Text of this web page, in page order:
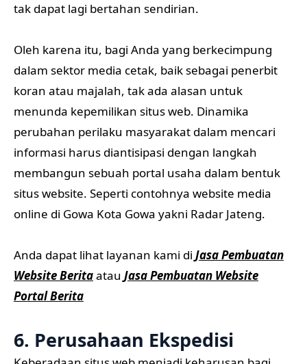
tak dapat lagi bertahan sendirian.
Oleh karena itu, bagi Anda yang berkecimpung
dalam sektor media cetak, baik sebagai penerbit
koran atau majalah, tak ada alasan untuk
menunda kepemilikan situs web. Dinamika
perubahan perilaku masyarakat dalam mencari
informasi harus diantisipasi dengan langkah
membangun sebuah portal usaha dalam bentuk
situs website. Seperti contohnya website media
online di Gowa Kota Gowa yakni Radar Jateng.
Anda dapat lihat layanan kami di Jasa Pembuatan
Website Beritaatau Jasa Pembuatan Website
Portal Berita
6. Perusahaan Ekspedisi